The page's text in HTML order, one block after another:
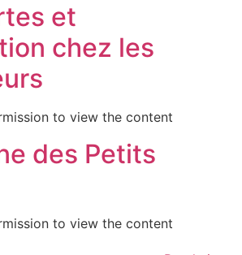
et
chez les
to view the content
des Petits
to view the content